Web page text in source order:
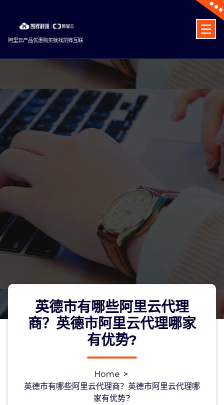
content
阿里云产品优惠购买就找凯铧互联
英德市有哪些阿里云代理
商？英德市阿里云代理哪家
有优势?
Home >
英德市有哪些阿里云代理商？英德市阿里云代理哪
家有优势?
里云代理哪家有优势?